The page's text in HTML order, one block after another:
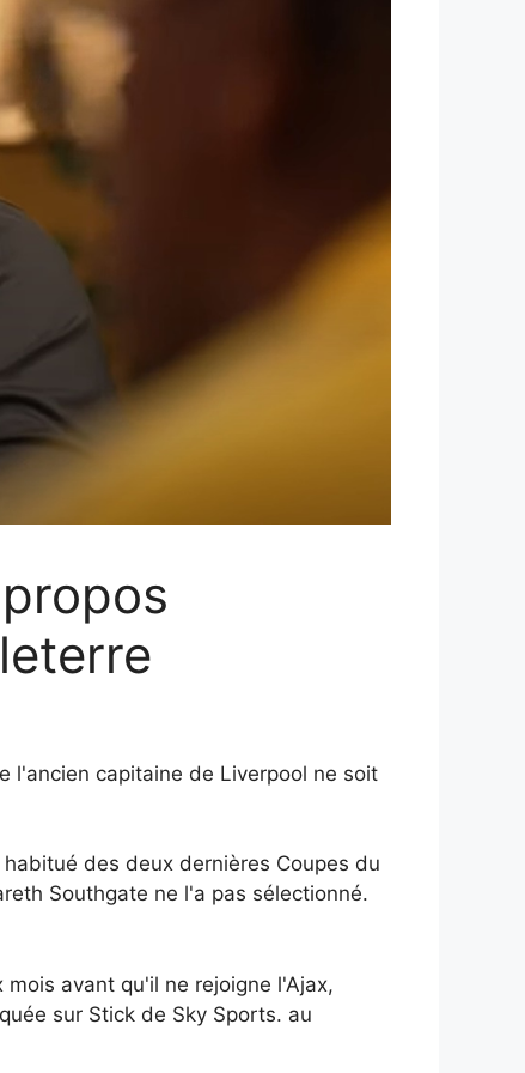
l'ancien capitaine de Liverpool ne soit
des deux dernières Coupes du
Southgate ne l'a pas sélectionné.
avant qu'il ne rejoigne l'Ajax,
sur Stick de Sky Sports. au